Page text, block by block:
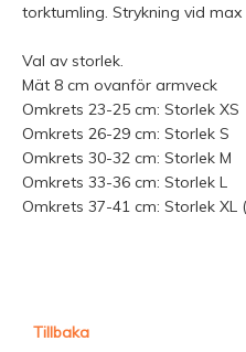
torktumling. Strykning vid max
Val av storlek.
Mät 8 cm ovanför armveck
Omkrets 23-25 cm: Storlek XS
Omkrets 26-29 cm: Storlek S
Omkrets 30-32 cm: Storlek M
Omkrets 33-36 cm: Storlek L
Omkrets 37-41 cm: Storlek XL
Tillbaka